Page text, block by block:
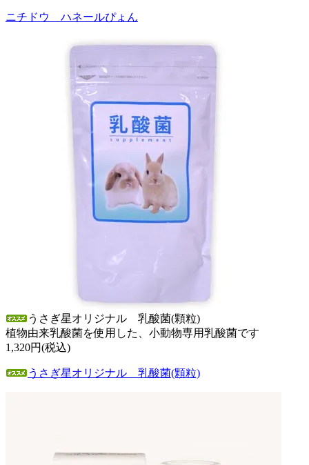
ニチドウ ハネールぴょん
うさぎ星オリジナル 乳酸菌(顆粒)
植物由来乳酸菌を使用した、小動物専用乳酸菌です
1,320円(税込)
うさぎ星オリジナル 乳酸菌(顆粒)